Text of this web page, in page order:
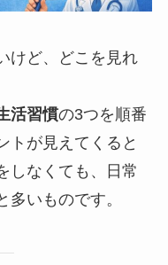
けど、どこを見れ
活習慣の3つを順番
トが見えてくると
しなくても、日常
いものです。